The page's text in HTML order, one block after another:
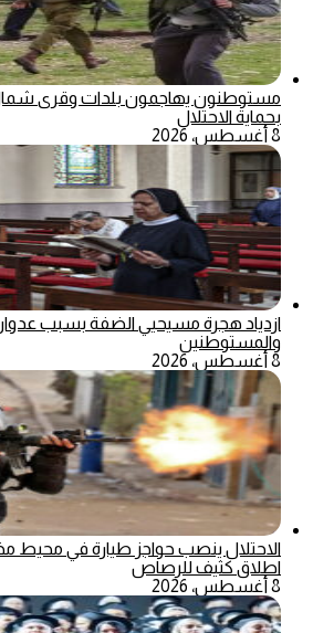
مستوطنون يهاجمون بلدات وقرى شمال
بحماية الاحتلال
8 أغسطس، 2026
ازدياد هجرة مسيحيي الضفة بسبب عدوان
والمستوطنين
8 أغسطس، 2026
الاحتلال ينصب حواجز طيارة في
اطلاق كثيف للرصاص
8 أغسطس، 2026